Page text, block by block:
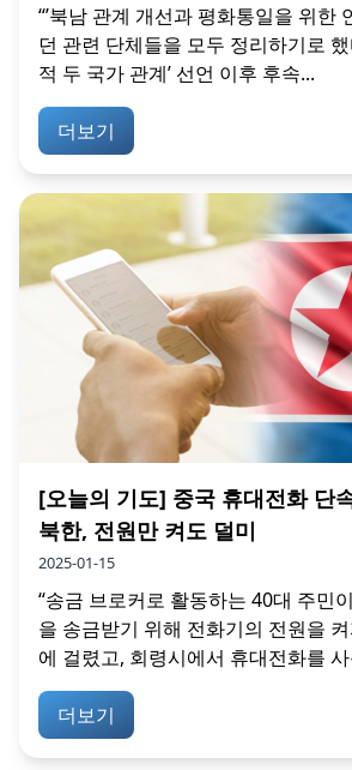
“’북남 관계 개선과 평화통일을 위한
던 관련 단체들을 모두 정리하기로 했
적 두 국가 관계’ 선언 이후 후속...
더보기
[오늘의 기도] 중국 휴대전화 단
북한, 전원만 켜도 덜미
2025-01-15
“송금 브로커로 활동하는 40대 주민
을 송금받기 위해 전화기의 전원을
에 걸렸고, 회령시에서 휴대전화를
더보기